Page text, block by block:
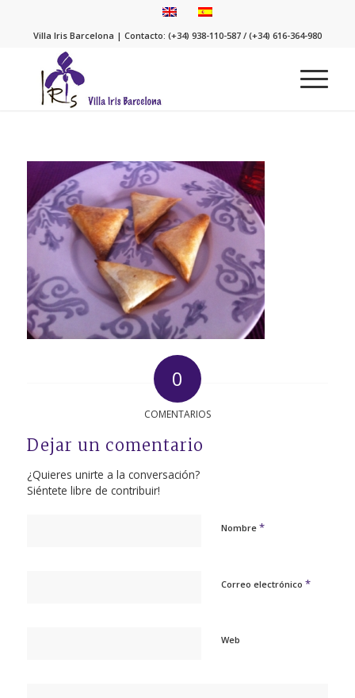
Villa Iris Barcelona | Contacto: (+34) 938-110-587 / (+34) 616-364-980
0
COMENTARIOS
Dejar un comentario
¿Quieres unirte a la conversación?
Siéntete libre de contribuir!
Nombre *
Correo electrónico *
Web